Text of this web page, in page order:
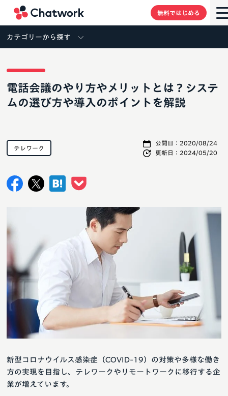
無料ではじめる
カテゴリーから探す
電話会議のやり方やメリットとは？システ
ムの選び方や導入のポイントを解説
公開日： 2020/08/24
更新日： 2024/05/20
テレワーク
新型コロナウイルス感染症（COVID-19）の対策や多様な働き
方の実現を目指し、テレワークやリモートワークに移行する企
業が増えています。